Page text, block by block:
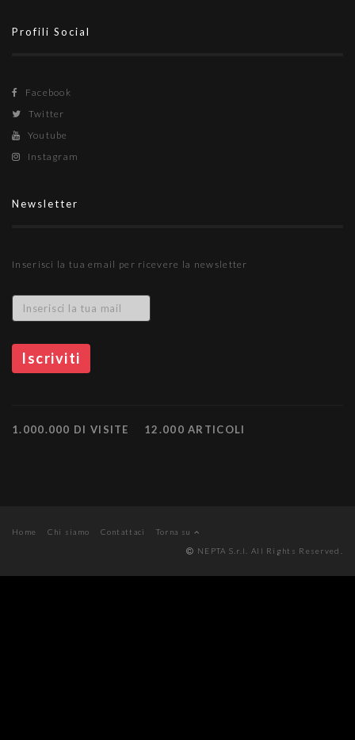
Profili Social
Facebook
Twitter
Youtube
Instagram
Newsletter
Inserisci la tua email per ricevere la newsletter
1.000.000 DI VISITE 12.000 ARTICOLI
Home Chi siamo Contattaci
Torna su
NEPTA S.r.l. All Rights Reserved.